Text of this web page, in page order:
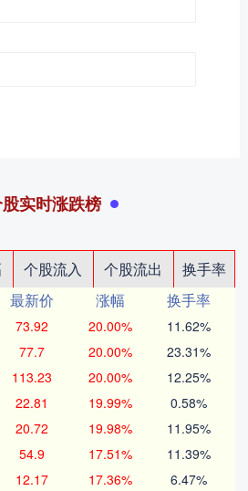
实时涨跌榜
个股流入 个股流出
换手率
最新价 涨幅
换手率
73.92 20.00% 11.62%
77.7 20.00% 23.31%
113.23 20.00% 12.25%
22.81 19.99% 0.58%
20.72 19.98% 11.95%
54.9 17.51% 11.39%
12.17 17.36% 6.47%